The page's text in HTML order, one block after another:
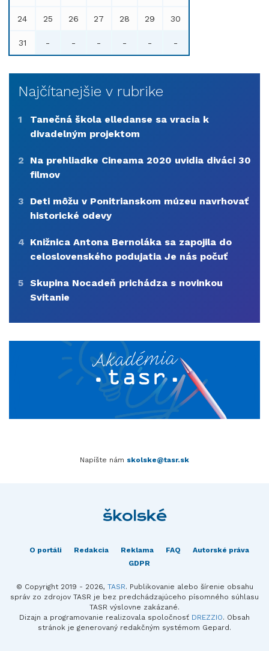
24 25 26 27 28 29 30
31 - - - - - -
Najčítanejšie v rubrike
1
Tanečná škola elledanse sa vracia k
divadelným projektom
2
Na prehliadke Cineama 2020 uvidia diváci 30
filmov
3
Deti môžu v Ponitrianskom múzeu navrhovať
historické odevy
4 Knižnica Antona Bernoláka sa zapojila do
celoslovenského podujatia Je nás počuť
5 Skupina Nocadeň prichádza s novinkou
Svitanie
Napíšte nám skolske@tasr.sk
O portáli Redakcia Reklama FAQ
Autorské práva
GDPR
© Copyright 2019 - 2026, TASR. Publikovanie alebo šírenie obsahu
správ zo zdrojov TASR je bez predchádzajúceho písomného súhlasu
TASR výslovne zakázané.
Dizajn a programovanie realizovala spoločnosť DREZZIO. Obsah
stránok je generovaný redakčným systémom Gepard.